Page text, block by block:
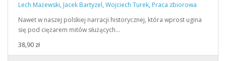
Lech Mażewski, Jacek Bartyzel, Wojciech Turek, Praca zbiorowa
Nawet w naszej polskiej narracji historycznej, która wprost ugina
się pod ciężarem mitów służących…
38,90 zł